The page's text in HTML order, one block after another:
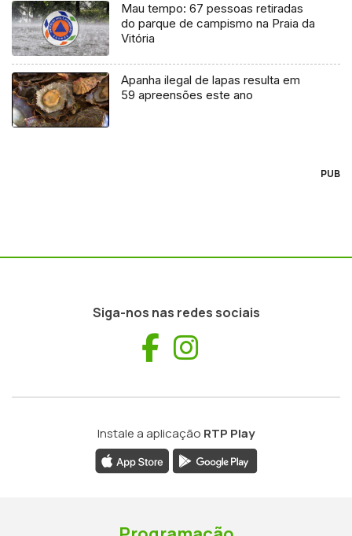
Mau tempo: 67 pessoas retiradas
do parque de campismo na Praia da
Vitória
Apanha ilegal de lapas resulta em
59 apreensões este ano
PUB
Siga-nos nas redes sociais
Facebook
Instale a aplicação RTP Play